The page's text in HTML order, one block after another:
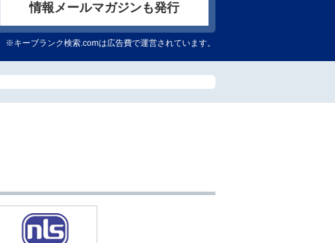
情報メールマガジンも発行
※キーブランク検索.comは広告費で運営されています。